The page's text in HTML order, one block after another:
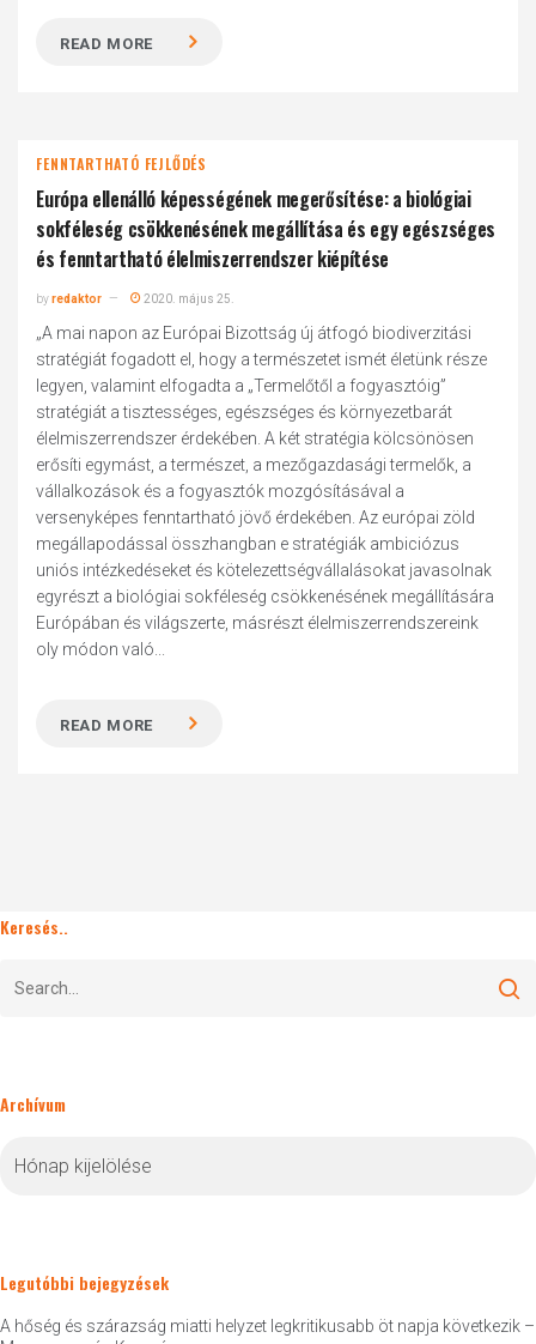
READ MORE
FENNTARTHATÓ FEJLŐDÉS
Európa ellenálló képességének megerősítése: a biológiai
sokféleség csökkenésének megállítása és egy egészséges
és fenntartható élelmiszerrendszer kiépítése
byredaktor 2020. május 25.
„A mai napon az Európai Bizottság új átfogó biodiverzitási
stratégiát fogadott el, hogy a természetet ismét életünk része
legyen, valamint elfogadta a „Termelőtől a fogyasztóig”
stratégiát a tisztességes, egészséges és környezetbarát
élelmiszerrendszer érdekében. A két stratégia kölcsönösen
erősíti egymást, a természet, a mezőgazdasági termelők, a
vállalkozások és a fogyasztók mozgósításával a
versenyképes fenntartható jövő érdekében. Az európai zöld
megállapodással összhangban e stratégiák ambiciózus
uniós intézkedéseket és kötelezettségvállalásokat javasolnak
egyrészt a biológiai sokféleség csökkenésének megállítására
Európában és világszerte, másrészt élelmiszerrendszereink
oly módon való...
READ MORE
Keresés..
Archívum
Legutóbbi bejegyzések
A hőség és szárazság miatti helyzet legkritikusabb öt napja következik –